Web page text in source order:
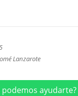
ayudarte?
Lanzarote
672 23 16 32